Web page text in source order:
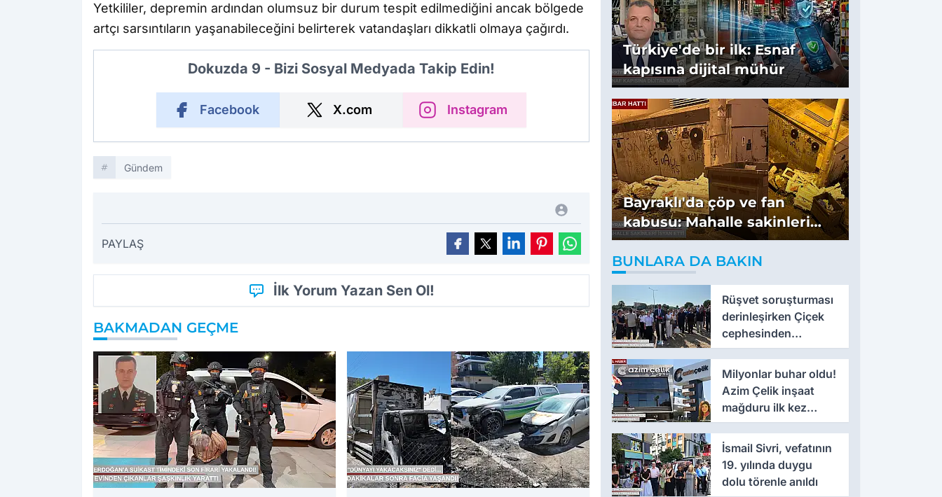
Yetkililer, depremin ardından olumsuz bir durum tespit edilmediğini ancak bölgede
artçı sarsıntıların yaşanabileceğini belirterek vatandaşları dikkatli olmaya çağırdı.
Dokuzda 9 - Bizi Sosyal Medyada Takip Edin!
Facebook X.com Instagram
Gündem
PAYLAŞ
İlk Yorum Yazan Sen Ol!
BAKMADAN GEÇME
Türkiye'de bir ilk: Esnaf
kapısına dijital mühür
Bayraklı'da çöp ve fan
kabusu: Mahalle sakinleri
isyan etti
BUNLARA DA BAKIN
Rüşvet soruşturması
derinleşirken Çiçek
cephesinden
'montaj' savunması
Milyonlar buhar oldu!
Azim Çelik inşaat
mağduru ilk kez
konuştu
İsmail Sivri, vefatının
19. yılında duygu
dolu törenle anıldı